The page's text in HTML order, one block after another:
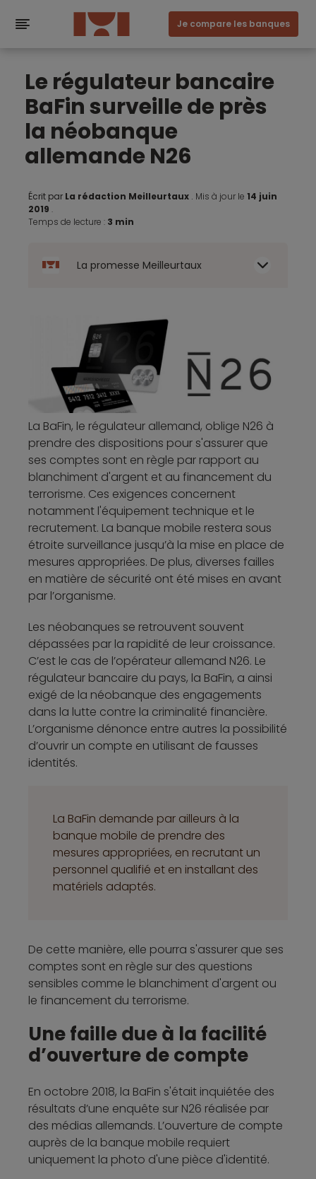
Je compare les banques
Le régulateur bancaire
BaFin surveille de près
la néobanque
allemande N26
Écrit par La rédaction Meilleurtaux . Mis à jour le 14 juin
2019 .
Temps de lecture : 3 min
La promesse Meilleurtaux
La BaFin, le régulateur allemand, oblige N26 à
prendre des dispositions pour s'assurer que
ses comptes sont en règle par rapport au
blanchiment d'argent et au financement du
terrorisme. Ces exigences concernent
notamment l'équipement technique et le
recrutement. La banque mobile restera sous
étroite surveillance jusqu’à la mise en place de
mesures appropriées. De plus, diverses failles
en matière de sécurité ont été mises en avant
par l’organisme.
Les néobanques se retrouvent souvent
dépassées par la rapidité de leur croissance.
C’est le cas de l’opérateur allemand N26. Le
régulateur bancaire du pays, la BaFin, a ainsi
exigé de la néobanque des engagements
dans la lutte contre la criminalité financière.
L’organisme dénonce entre autres la possibilité
d’ouvrir un compte en utilisant de fausses
identités.
La BaFin demande par ailleurs à la
banque mobile de prendre des
mesures appropriées, en recrutant un
personnel qualifié et en installant des
matériels adaptés.
De cette manière, elle pourra s'assurer que ses
comptes sont en règle sur des questions
sensibles comme le blanchiment d'argent ou
le financement du terrorisme.
Une faille due à la facilité
d’ouverture de compte
En octobre 2018, la BaFin s'était inquiétée des
résultats d’une enquête sur N26 réalisée par
des médias allemands. L’ouverture de compte
auprès de la banque mobile requiert
uniquement la photo d'une pièce d'identité.